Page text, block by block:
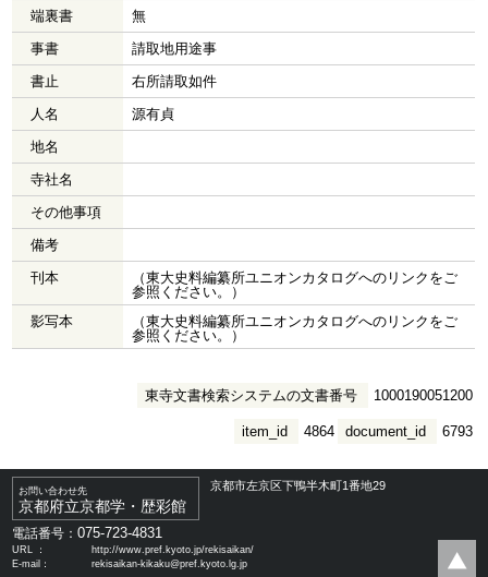
端裏書
無
事書
請取地用途事
書止
右所請取如件
人名
源有貞
地名
寺社名
その他事項
備考
刊本
（東大史料編纂所ユニオンカタログへのリンクをご
参照ください。）
影写本
（東大史料編纂所ユニオンカタログへのリンクをご
参照ください。）
東寺文書検索システムの文書番号 1000190051200
document_id 6793
item_id 4864
お問い合わせ先
京都府立京都学・歴彩館
京都市左京区下鴨半木町1番地29
電話番号：075-723-4831
URL ：
http://www.pref.kyoto.jp/rekisaikan/
E-mail：
rekisaikan-kikaku@pref.kyoto.lg.jp